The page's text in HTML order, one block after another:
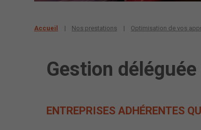
Accueil Nos prestations Optimisation de vos
Gestion
ENTREPRISES ADHÉRENTES